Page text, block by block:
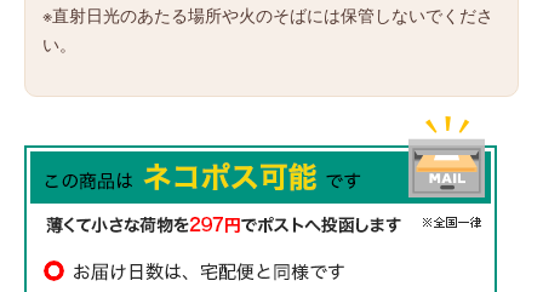
※直射日光のあたる場所や火のそばには保管しないでくださ
い。